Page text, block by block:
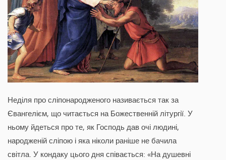
Неділя про сліпонародженого називається так за
Євангелієм, що читається на Божественній літургії. У
ньому йдеться про те, як Господь дав очі людині,
народженій сліпою і яка ніколи раніше не бачила
світла. У кондаку цього дня співається: «На душевні